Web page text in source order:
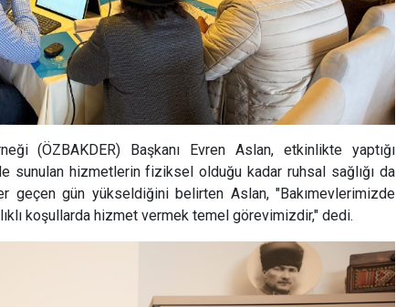
(ÖZBAKDER) Başkanı Evren Aslan, etkinlikte yaptığı
sunulan hizmetlerin fiziksel olduğu kadar ruhsal sağlığı da
geçen gün yükseldiğini belirten Aslan, "Bakımevlerimizde
koşullarda hizmet vermek temel görevimizdir," dedi.